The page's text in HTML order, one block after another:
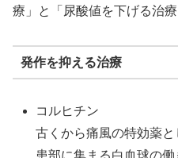
療」と「尿酸値を下げる治療
発作を抑える治療
コルヒチン
古くから痛風の特効薬と